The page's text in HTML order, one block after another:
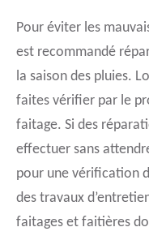
Pour éviter les
est recommandé
la saison des pluies.
faites vérifier par le
faitage. Si des
effectuer sans
pour une vérification
des travaux
faitages et faitières